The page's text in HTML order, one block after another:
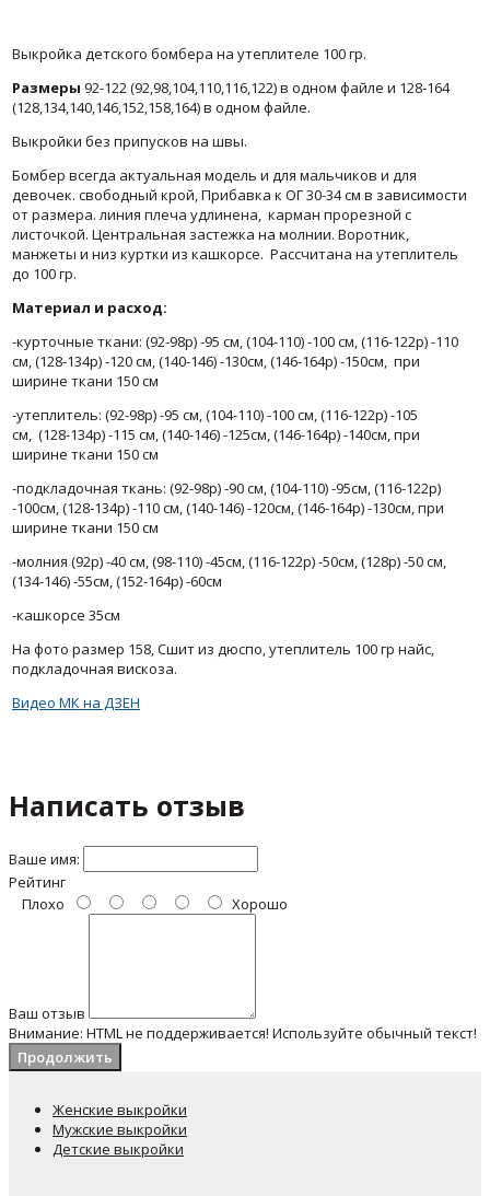
Выкройка детского бомбера на утеплителе 100 гр.
Размеры 92-122 (92,98,104,110,116,122) в одном файле и 128-164
(128,134,140,146,152,158,164) в одном файле.
Выкройки без припусков на швы.
Бомбер всегда актуальная модель и для мальчиков и для
девочек. свободный крой, Прибавка к ОГ 30-34 см в зависимости
от размера. линия плеча удлинена, карман прорезной с
листочкой. Центральная застежка на молнии. Воротник,
манжеты и низ куртки из кашкорсе. Рассчитана на утеплитель
до 100 гр.
Материал и расход:
-курточные ткани: (92-98р) -95 см, (104-110) -100 см, (116-122р) -110
см,(128-134р) -120 см, (140-146) -130см, (146-164р) -150см, при
ширине ткани 150 см
-утеплитель: (92-98р) -95 см, (104-110) -100 см, (116-122р) -105
см, (128-134р) -115 см, (140-146) -125см, (146-164р) -140см,при
ширине ткани 150 см
-подкладочная ткань: (92-98р) -90 см, (104-110) -95см, (116-122р)
-100см,(128-134р) -110 см, (140-146) -120см, (146-164р) -130см,при
ширине ткани 150 см
-молния (92р) -40 см, (98-110) -45см, (116-122р) -50см,(128р) -50 см,
(134-146) -55см,(152-164р) -60см
-кашкорсе 35см
На фото размер 158, Сшит из дюспо, утеплитель 100 гр найс,
подкладочная вискоза.
Видео МК на ДЗЕН
Написать отзыв
Ваше имя:
Рейтинг
Плохо
Хорошо
Ваш отзыв
Внимание: HTML не поддерживается! Используйте обычный текст!
Продолжить
Женские выкройки
Мужские выкройки
Детские выкройки